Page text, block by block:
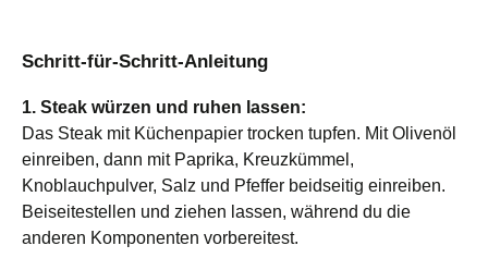
Schritt-für-Schritt-Anleitung
1. Steak würzen und ruhen lassen:
Das Steak mit Küchenpapier trocken tupfen. Mit Olivenöl
einreiben, dann mit Paprika, Kreuzkümmel,
Knoblauchpulver, Salz und Pfeffer beidseitig einreiben.
Beiseitestellen und ziehen lassen, während du die
anderen Komponenten vorbereitest.